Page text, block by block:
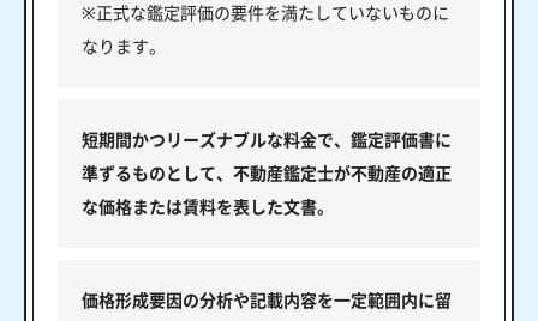
※正式な鑑定評価の要件を満たしていないものに
なります。
短期間かつリーズナブルな料金で、鑑定評価書に
準ずるものとして、不動産鑑定士が不動産の適正
な価格または賃料を表した文書。
価格形成要因の分析や記載内容を一定範囲内に留